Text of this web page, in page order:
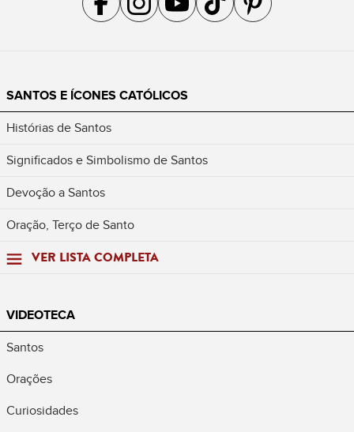
SANTOS E ÍCONES CATÓLICOS
Histórias de Santos
Significados e Simbolismo de Santos
Devoção a Santos
Oração, Terço de Santo
VER LISTA COMPLETA
VIDEOTECA
Santos
Orações
Curiosidades